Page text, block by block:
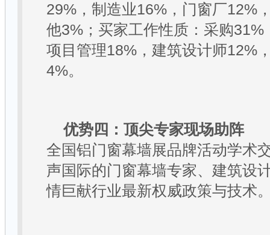
29% ，制造业16% ，门窗厂12%
他3% ；买家工作性质：采购31%
项目管理18% ，建筑设计师12%
4%。
优势四：顶尖专家现场助阵
全国铝门窗幕墙展品牌活动学术
声国际的门窗幕墙专家、建筑设
情巨献行业最新权威政策与技术